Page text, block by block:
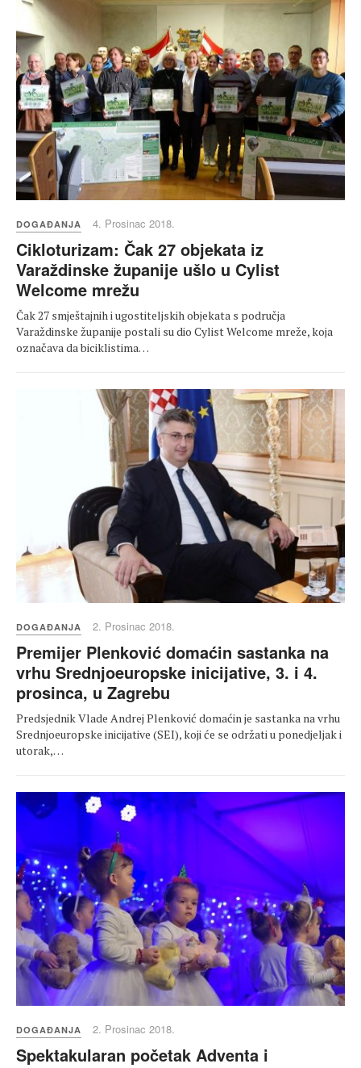
DOGAĐANJA 4. Prosinac 2018.
Cikloturizam: Čak 27 objekata iz
Varaždinske županije ušlo u Cylist
Welcome mrežu
Čak 27 smještajnih i ugostiteljskih objekata s područja
Varaždinske županije postali su dio Cylist Welcome mreže, koja
označava da biciklistima…
DOGAĐANJA 2. Prosinac 2018.
Premijer Plenković domaćin sastanka na
vrhu Srednjoeuropske inicijative, 3. i 4.
prosinca, u Zagrebu
Predsjednik Vlade Andrej Plenković domaćin je sastanka na vrhu
Srednjoeuropske inicijative (SEI), koji će se održati u ponedjeljak i
utorak,…
DOGAĐANJA 2. Prosinac 2018.
Spektakularan početak Adventa i